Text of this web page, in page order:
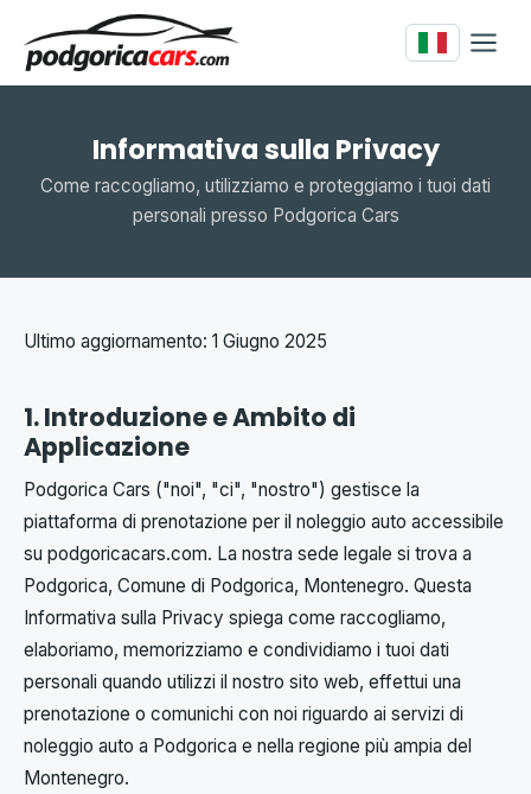
Informativa sulla Privacy
Come raccogliamo, utilizziamo e proteggiamo i tuoi dati
personali presso Podgorica Cars
Ultimo aggiornamento: 1 Giugno 2025
1. Introduzione e Ambito di
Applicazione
Podgorica Cars ("noi", "ci", "nostro") gestisce la
piattaforma di prenotazione per il noleggio auto accessibile
su podgoricacars.com. La nostra sede legale si trova a
Podgorica, Comune di Podgorica, Montenegro. Questa
Informativa sulla Privacy spiega come raccogliamo,
elaboriamo, memorizziamo e condividiamo i tuoi dati
personali quando utilizzi il nostro sito web, effettui una
prenotazione o comunichi con noi riguardo ai servizi di
noleggio auto a Podgorica e nella regione più ampia del
Montenegro.